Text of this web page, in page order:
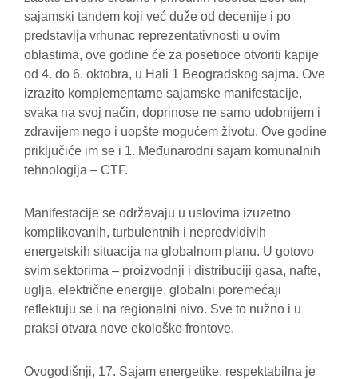
sajamski tandem koji već duže od decenije i po
predstavlja vrhunac reprezentativnosti u ovim
oblastima, ove godine će za posetioce otvoriti kapije
od 4. do 6. oktobra, u Hali 1 Beogradskog sajma. Ove
izrazito komplementarne sajamske manifestacije,
svaka na svoj način, doprinose ne samo udobnijem i
zdravijem nego i uopšte mogućem životu. Ove godine
priključiće im se i 1. Međunarodni sajam komunalnih
tehnologija – CTF.
Manifestacije se održavaju u uslovima izuzetno
komplikovanih, turbulentnih i nepredvidivih
energetskih situacija na globalnom planu. U gotovo
svim sektorima – proizvodnji i distribuciji gasa, nafte,
uglja, električne energije, globalni poremećaji
reflektuju se i na regionalni nivo. Sve to nužno i u
praksi otvara nove ekološke frontove.
Ovogodišnji, 17. Sajam energetike, respektabilna je